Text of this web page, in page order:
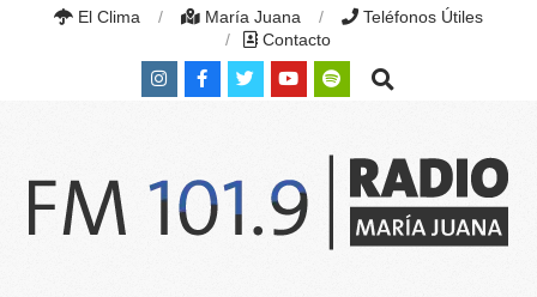
El Clima María Juana
Teléfonos Útiles
Contacto
Search